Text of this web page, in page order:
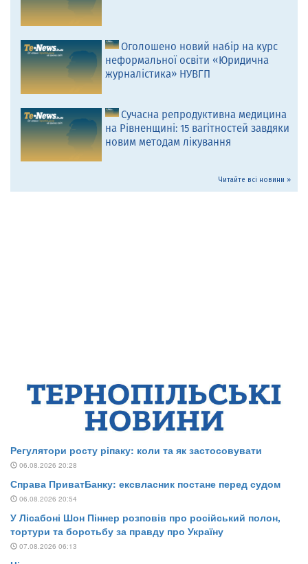
Оголошено новий набір на курс
неформальної освіти «Юридична
журналістика» НУВГП
Сучасна репродуктивна медицина
на Рівненщині: 15 вагітностей завдяки
новим методам лікування
Читайте всі новини »